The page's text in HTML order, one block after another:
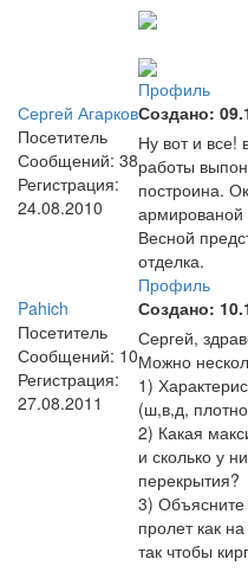
Профиль
Сергей Агарков
Посетитель
Сообщений: 38
Регистрация:
24.08.2010
Создано:
Ну вот и все!
работы
построина.
Весной
отделка.
Профиль
Pahich
Посетитель
Сообщений: 10
Регистрация:
27.08.2011
Создано:
Сергей,
Можно
1)
(ш,в,д,
2) Какая
и сколько у
перекрытия?
3) Объясните
пролет как
так чтобы